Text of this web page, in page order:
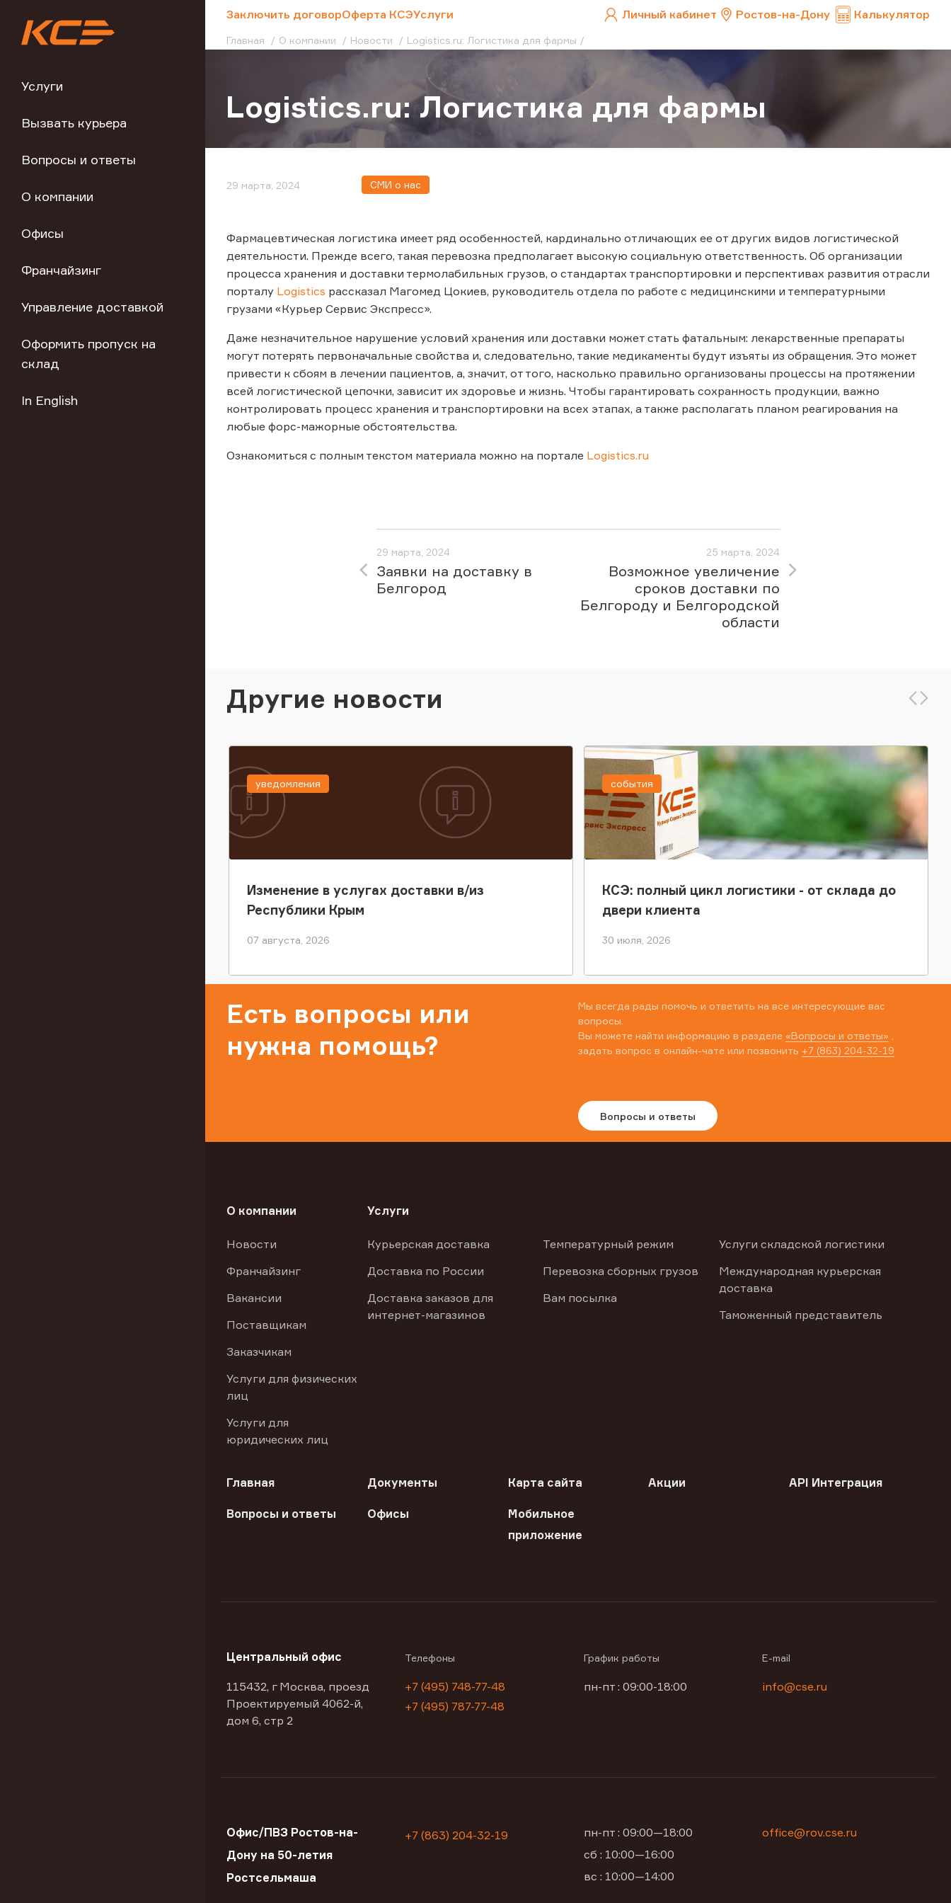
Услуги
Вызвать курьера
Вопросы и ответы
О компании
Офисы
Франчайзинг
Управление доставкой
Оформить пропуск на
склад
In English
Заключить договорОферта КСЭУслуги Личный кабинет Ростов-на-Дону Калькулятор
Главная О компании Новости Logistics.ru: Логистика для фармы
Logistics.ru: Логистика для фармы
29 марта, 2024 СМИ о нас
Фармацевтическая логистика имеет ряд особенностей, кардинально отличающих ее от других видов логистической
деятельности. Прежде всего, такая перевозка предполагает высокую социальную ответственность. Об организации
процесса хранения и доставки термолабильных грузов, о стандартах транспортировки и перспективах развития отрасли
порталу Logistics рассказал Магомед Цокиев, руководитель отдела по работе с медицинскими и температурными
грузами «Курьер Сервис Экспресс».
Даже незначительное нарушение условий хранения или доставки может стать фатальным: лекарственные препараты
могут потерять первоначальные свойства и, следовательно, такие медикаменты будут изъяты из обращения. Это может
привести к сбоям в лечении пациентов, а, значит, от того, насколько правильно организованы процессы на протяжении
всей логистической цепочки, зависит их здоровье и жизнь. Чтобы гарантировать сохранность продукции, важно
контролировать процесс хранения и транспортировки на всех этапах, а также располагать планом реагирования на
любые форс-мажорные обстоятельства.
Ознакомиться с полным текстом материала можно на портале Logistics.ru
29 марта, 2024
Заявки на доставку в
Белгород
25 марта, 2024
Возможное увеличение
сроков доставки по
Белгороду и Белгородской
области
Другие новости
Изменение в услугах доставки в/из
Республики Крым
07 августа, 2026
уведомления
КСЭ: полный цикл логистики - от склада до
двери клиента
30 июля, 2026
события
Есть вопросы или
нужна помощь?
Мы всегда рады помочь и ответить на все интересующие вас
вопросы.
Вы можете найти информацию в разделе «Вопросы и ответы»
задать вопрос в онлайн-чате или позвонить +7 (863) 204-32-19
Вопросы и ответы
О компании
Новости
Франчайзинг
Вакансии
Поставщикам
Заказчикам
Услуги для физических
лиц
Услуги для
юридических лиц
Услуги
Курьерская доставка
Доставка по России
Доставка заказов для
интернет-магазинов
Температурный режим
Перевозка сборных грузов
Вам посылка
Услуги складской логистики
Международная курьерская
доставка
Таможенный представитель
Главная Документы Карта сайта Акции API Интеграция
Вопросы и ответы Офисы
Мобильное
приложение
Центральный офис
115432, г Москва, проезд
Проектируемый 4062-й,
дом 6, стр 2
Телефоны
+7 (495) 748-77-48
+7 (495) 787-77-48
График работы
пн-пт : 09:00-18:00
E-mail
info@cse.ru
Офис/ПВЗ Ростов-на-
Дону на 50-летия
Ростсельмаша
+7 (863) 204-32-19
пн-пт : 09:00—18:00
сб : 10:00—16:00
вс : 10:00—14:00
office@rov.cse.ru